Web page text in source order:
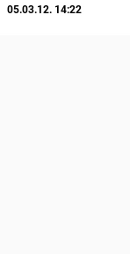
05.03.12. 14:22